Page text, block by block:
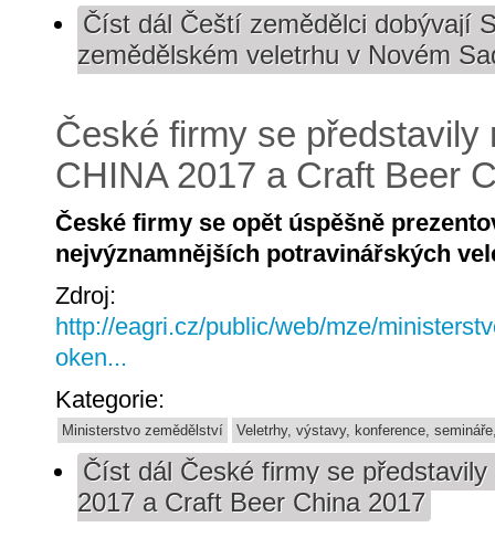
Číst dál Čeští zemědělci dobývají
zemědělském veletrhu v Novém
České firmy se představily
CHINA 2017 a Craft Beer
České firmy se opět úspěšně
nejvýznamnějších potravinářských
Zdroj:
http://eagri.cz/public/web/mze/
oken...
Kategorie:
Ministerstvo zemědělství Veletrhy, výstavy, konference,
Číst dál České firmy se
2017 a Craft Beer China 2017